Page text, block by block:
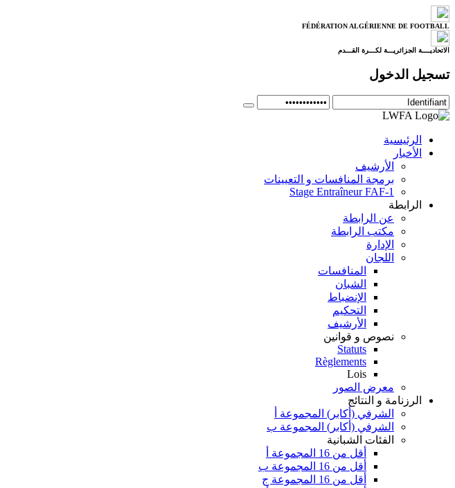
FÉDÉRATION ALGÉRIENNE DE FOOTBALL
الاتحاديــــة الجزائريـــة لكـــرة القـــدم
تسجيل الدخول
الرئيسية
الأخبار
الأرشيف
برمجة المنافسات و التعيينات
Stage Entraîneur FAF-1
الرابطة
عن الرابطة
مكتب الرابطة
الإدارة
اللجان
المنافسات
الشبان
الإنضباط
التحكيم
الأرشيف
نصوص و قوانين
Statuts
Règlements
Lois
معرض الصور
الرزنامة و النتائج
الشرفي (أكابر) المجموعة أ
الشرفي (أكابر) المجموعة ب
الفئات الشبانية
أقل من 16 المجموعة أ
أقل من 16 المجموعة ب
أقل من 16 المجموعة ج